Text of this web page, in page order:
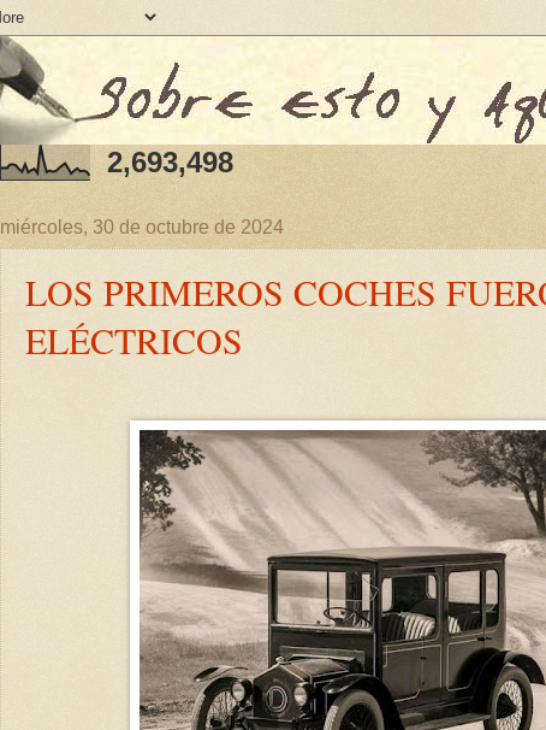
2,693,498
miércoles, 30 de octubre de 2024
LOS PRIMEROS COCHES
ELÉCTRICOS